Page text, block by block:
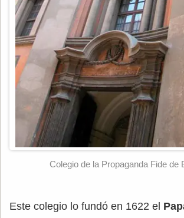
Colegio de la Propaganda Fide de
Este colegio lo fundó en 1622 el